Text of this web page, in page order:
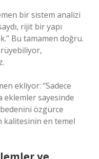
bir sistem analizi
rijit bir yapı
Bu tamamen doğru.
ekliyor: “Sadece
eklemler sayesinde
özgürce
kalitesinin en temel